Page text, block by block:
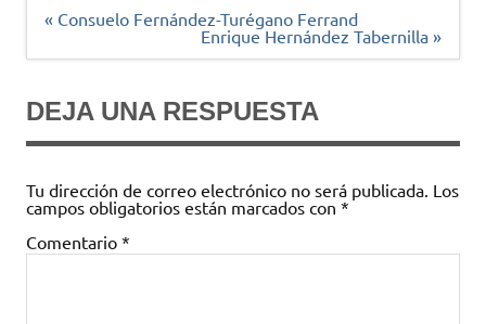
Navegación
« Consuelo Fernández-Turégano Ferrand
Enrique Hernández Tabernilla »
DEJA UNA RESPUESTA
Tu dirección de correo electrónico no será publicada. Los
campos obligatorios están marcados con *
Comentario *